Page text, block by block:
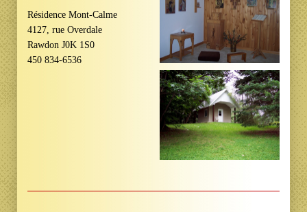
Résidence Mont-Calme
4127, rue Overdale
Rawdon J0K 1S0
450 834-6536